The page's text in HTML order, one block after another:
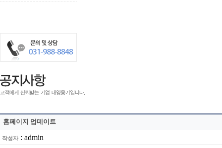
홈페이지 업데이트
작성자 : admin